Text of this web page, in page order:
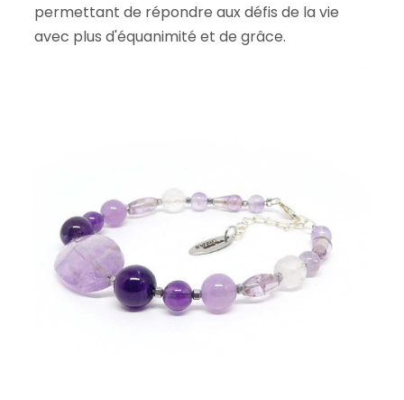
permettant de répondre aux défis de la vie
avec plus d'équanimité et de grâce.